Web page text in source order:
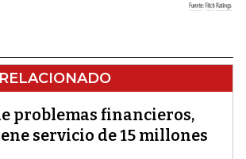
problemas financieros,
servicio de 15 millones